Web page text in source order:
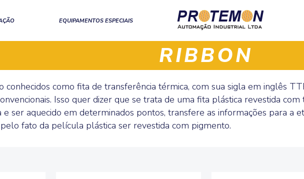
EQUIPAMENTOS ESPECIAIS
RIBBON
conhecidos como fita de transferência térmica, com sua sigla em inglês
Isso quer dizer que se trata de uma fita plástica revestida
e ser aquecido em determinados pontos, transfere as informações para a
fato da película plástica ser revestida com pigmento.